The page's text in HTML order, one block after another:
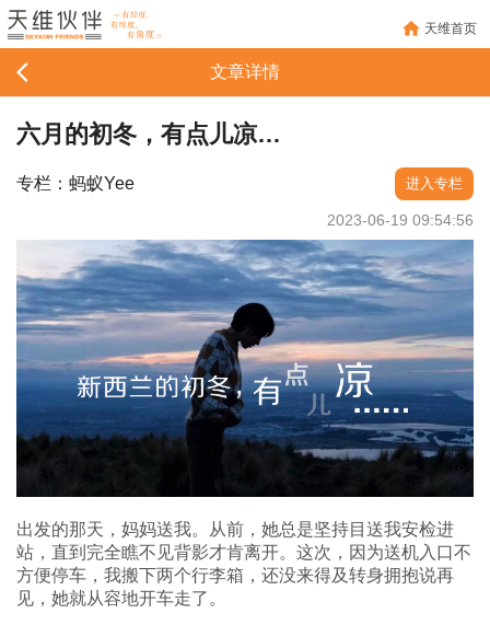
天维首页
文章详情
六月的初冬，有点儿凉…
专栏：蚂蚁Yee 进入专栏
2023-06-19 09:54:56
出发的那天，妈妈送我。从前，她总是坚持目送我安检进
站，直到完全瞧不见背影才肯离开。这次，因为送机入口不
方便停车，我搬下两个行李箱，还没来得及转身拥抱说再
见，她就从容地开车走了。